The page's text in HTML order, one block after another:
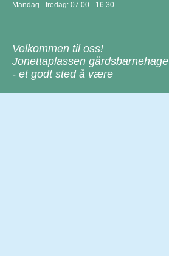
Mandag - fredag: 07.00 - 16.30
Velkommen til oss!
Jonettaplassen gårdsbarnehage
- et godt sted å være